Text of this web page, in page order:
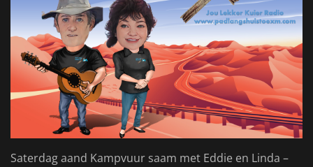
Saterdag aand Kampvuur saam met Eddie en Linda –